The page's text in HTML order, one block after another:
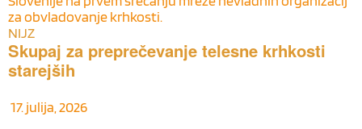
NIJZ
Skupaj za preprečevanje telesne krhkosti
starejših
17. julija, 2026